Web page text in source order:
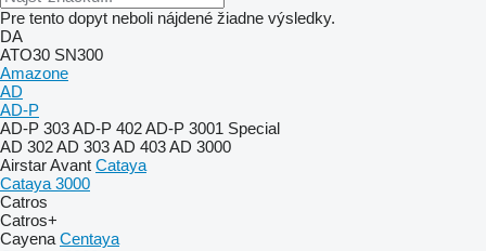
Pre tento dopyt neboli nájdené žiadne výsledky.
DA
ATO30 SN300
Amazone
AD
AD-P
AD-P 303AD-P 402AD-P 3001 Special
AD 302AD 303AD 403AD 3000
AirstarAvant Cataya
Cataya 3000
Catros
Catros+
Cayena Centaya